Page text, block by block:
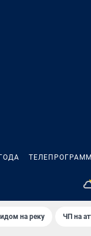
на реку ЧП на